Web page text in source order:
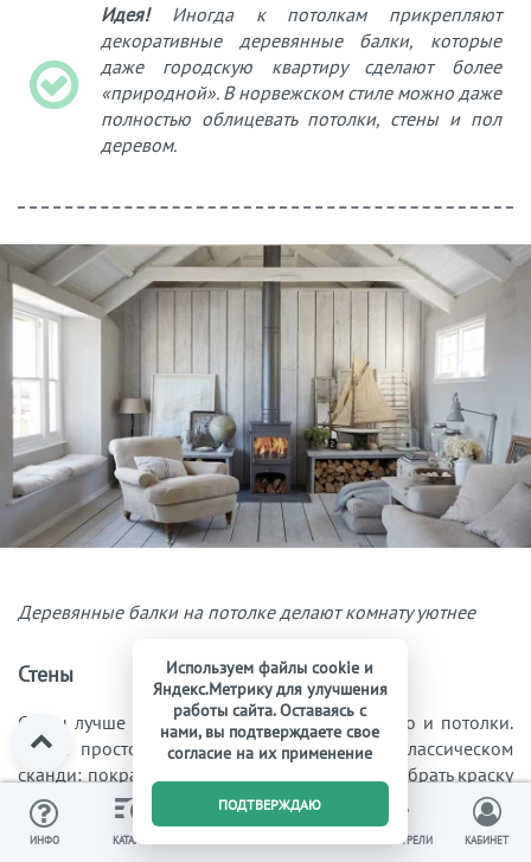
Идея! Иногда к потолкам прикрепляют
декоративные деревянные балки, которые
даже городскую квартиру сделают более
«природной». В норвежском стиле можно даже
полностью облицевать потолки, стены и пол
деревом.
Деревянные балки на потолке делают комнату уютнее
Стены
Стены лучше оформлять в таком же цвете, что и потолки.
Самое простое и популярное решение в классическом
сканди: покрасить их в белый цвет. Можно выбрать краску
немного другого тона, но обязательно светлого. В этом
случае даже маленькая гостиная будет казаться больше и
светлее.
ИНФО КАТАЛОГ
0
ВЫ СМОТРЕЛИ КАБИНЕТ
Используем файлы cookie и
Яндекс.Метрику для улучшения
работы сайта. Оставаясь с
нами, вы подтверждаете свое
согласие на их применение
ПОДТВЕРЖДАЮ